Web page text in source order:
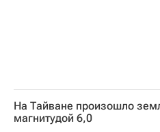
На Тайване произошло
магнитудой 6,0